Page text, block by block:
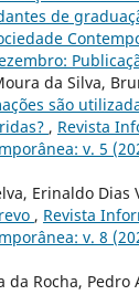
de
da Silva,
são
, Revista
v. 5
Erinaldo Dias
, Revista
v. 8
da Rocha, Pedro